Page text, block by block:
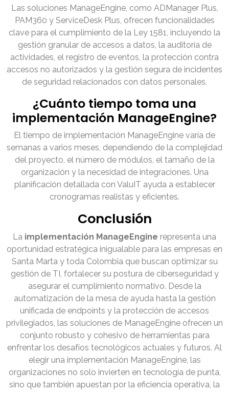
Las soluciones ManageEngine, como ADManager Plus,
PAM360 y ServiceDesk Plus, ofrecen funcionalidades
clave para el cumplimiento de la Ley 1581, incluyendo la
gestión granular de accesos a datos, la auditoría de
actividades, el registro de eventos, la protección contra
accesos no autorizados y la gestión segura de incidentes
de seguridad relacionados con datos personales.
¿Cuánto tiempo toma una
implementación ManageEngine?
El tiempo de implementación ManageEngine varía de
semanas a varios meses, dependiendo de la complejidad
del proyecto, el número de módulos, el tamaño de la
organización y la necesidad de integraciones. Una
planificación detallada con ValuIT ayuda a establecer
cronogramas realistas y eficientes.
Conclusión
La implementación ManageEngine representa una
oportunidad estratégica inigualable para las empresas en
Santa Marta y toda Colombia que buscan optimizar su
gestión de TI, fortalecer su postura de ciberseguridad y
asegurar el cumplimiento normativo. Desde la
automatización de la mesa de ayuda hasta la gestión
unificada de endpoints y la protección de accesos
privilegiados, las soluciones de ManageEngine ofrecen un
conjunto robusto y cohesivo de herramientas para
enfrentar los desafíos tecnológicos actuales y futuros. Al
elegir una implementación ManageEngine, las
organizaciones no solo invierten en tecnología de punta,
sino que también apuestan por la eficiencia operativa, la